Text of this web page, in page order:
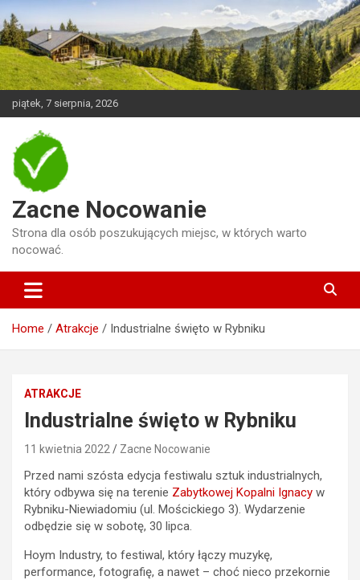
Skip
to
content
piątek, 7 sierpnia, 2026
Zacne Nocowanie
Strona dla osób poszukujących miejsc, w których warto
nocować.
Home Atrakcje Industrialne święto w Rybniku
ATRAKCJE
Industrialne święto w Rybniku
11 kwietnia 2022 Zacne Nocowanie
Przed nami szósta edycja festiwalu sztuk industrialnych,
który odbywa się na terenie Zabytkowej Kopalni Ignacy w
Rybniku-Niewiadomiu (ul. Mościckiego 3). Wydarzenie
odbędzie się w sobotę, 30 lipca.
Hoym Industry, to festiwal, który łączy muzykę,
performance, fotografię, a nawet – choć nieco przekornie